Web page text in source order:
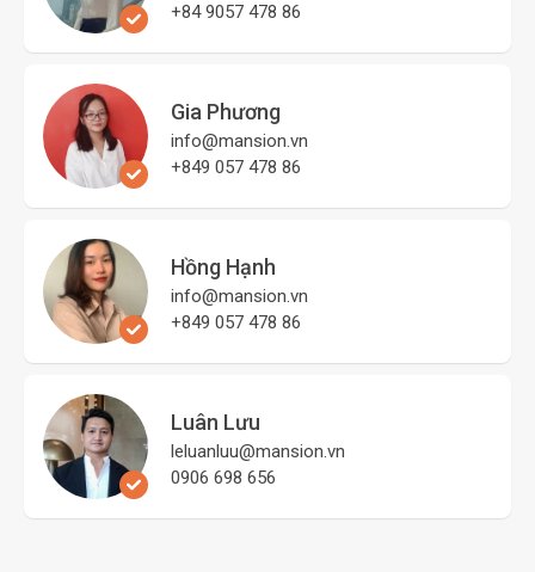
+84 9057 478 86
Gia Phương
info@mansion.vn
+849 057 478 86
Hồng Hạnh
info@mansion.vn
+849 057 478 86
Luân Lưu
leluanluu@mansion.vn
0906 698 656